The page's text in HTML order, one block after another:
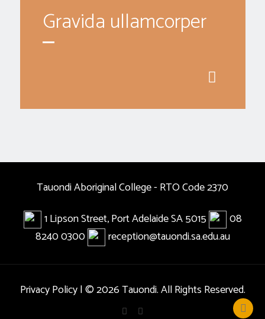
Gravida ullamcorper
Tauondi Aboriginal College - RTO Code 2370
1 Lipson Street, Port Adelaide SA 5015
08
8240 0300
reception@tauondi.sa.edu.au
Privacy Policy| © 2026 Tauondi. All Rights Reserved.